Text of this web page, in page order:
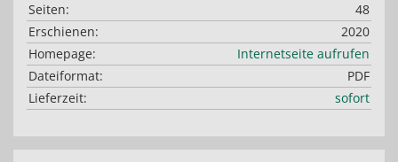
Seiten:
48
Erschienen:
2020
Homepage:
Internetseite aufrufen
Dateiformat:
PDF
Lieferzeit:
sofort